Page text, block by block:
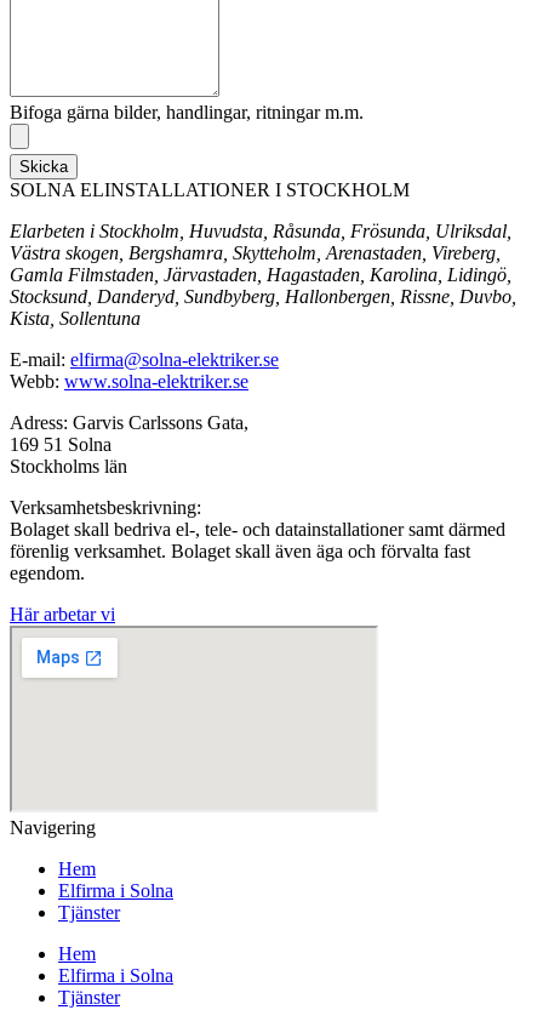
Bifoga gärna bilder, handlingar, ritningar m.m.
Skicka
SOLNA ELINSTALLATIONER I STOCKHOLM
Elarbeten i Stockholm, Huvudsta, Råsunda, Frösunda, Ulriksdal,
Västra skogen, Bergshamra, Skytteholm, Arenastaden, Vireberg,
Gamla Filmstaden, Järvastaden, Hagastaden, Karolina, Lidingö,
Stocksund, Danderyd, Sundbyberg, Hallonbergen, Rissne, Duvbo,
Kista, Sollentuna
E-mail: elfirma@solna-elektriker.se
Webb: www.solna-elektriker.se
Adress: Garvis Carlssons Gata,
169 51 Solna
Stockholms län
Verksamhetsbeskrivning:
Bolaget skall bedriva el-, tele- och datainstallationer samt därmed
förenlig verksamhet. Bolaget skall även äga och förvalta fast
egendom.
Här arbetar vi
Navigering
Hem
Elfirma i Solna
Tjänster
Hem
Elfirma i Solna
Tjänster